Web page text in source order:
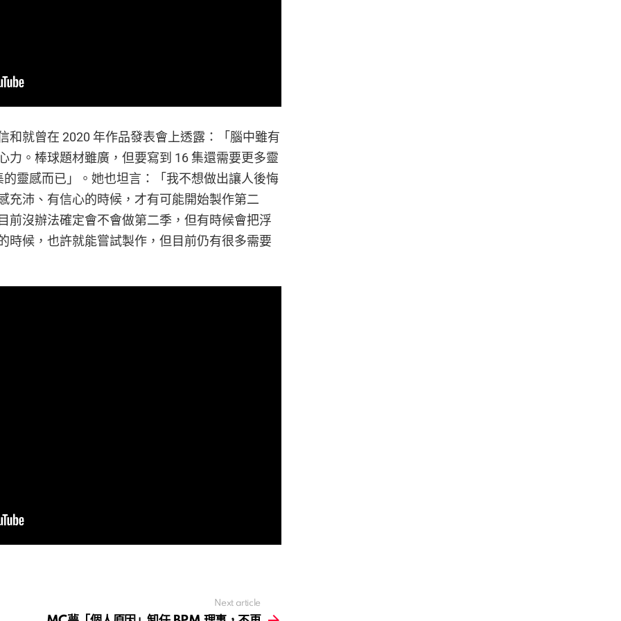
和就曾在 2020 年作品發表會上透露：「腦中雖有
力。棒球題材雖廣，但要寫到 16 集還需要更多靈
靈感而已」。她也坦言：「我不想做出讓人後悔
充沛、有信心的時候，才有可能開始製作第二
前沒辦法確定會不會做第二季，但有時候會把浮
時候，也許就能嘗試製作，但目前仍有很多需要
Next article